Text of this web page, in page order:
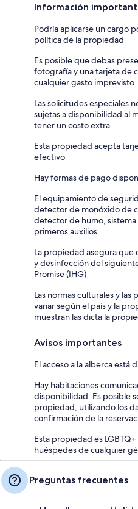
Información
Podría aplicarse un cargo
política de la propiedad
Es posible que debas
fotografía y una tarjeta de
cualquier gasto imprevisto
Las solicitudes especiales
sujetas a disponibilidad al
tener un costo extra
Esta propiedad acepta
efectivo
Hay formas de pago
El equipamiento de
detector de monóxido de
detector de humo,
primeros auxilios
La propiedad asegura que
y desinfección del
Promise (IHG)
Las normas culturales y
variar según el país y la
muestran las dicta la
Avisos importantes
El acceso a la alberca está
Hay habitaciones
disponibilidad. Es posible
propiedad, utilizando los
confirmación de la
Esta propiedad es
huéspedes de cualquier
Preguntas frecuentes